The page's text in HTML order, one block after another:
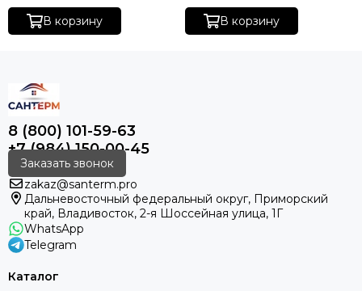
В корзину
В корзину
8 (800) 101-59-63
+7 (984) 150-00-45
Заказать звонок
zakaz@santerm.pro
Дальневосточный федеральный округ, Приморский
край, Владивосток, 2-я Шоссейная улица, 1Г
WhatsApp
Telegram
Каталог